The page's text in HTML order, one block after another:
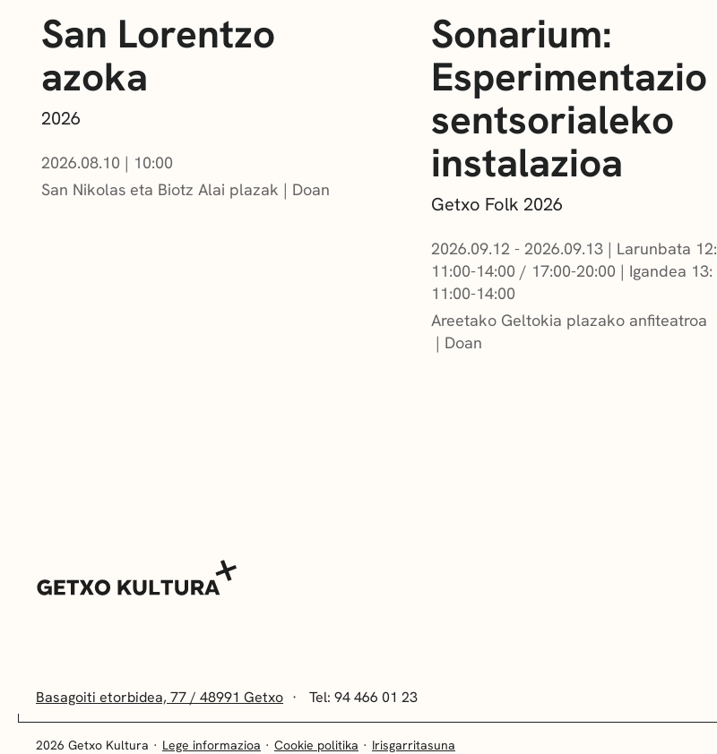
San Lorentzo
azoka
2026
2026.08.10 | 10:00
San Nikolas eta Biotz Alai plazak
Doan
Sonarium:
Esperimentazio
sentsorialeko
instalazioa
Getxo Folk 2026
2026.09.12 - 2026.09.13| Larunbata 12:
11:00-14:00 / 17:00-20:00 | Igandea 13:
11:00-14:00
Areetako Geltokia plazako anfiteatroa
Doan
Basagoiti etorbidea, 77 / 48991 Getxo Tel: 94 466 01 23
2026 Getxo Kultura Lege informazioa Cookie politika Irisgarritasuna